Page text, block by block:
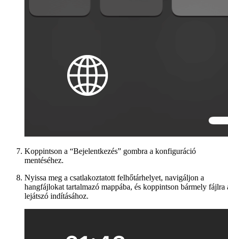
Koppintson a “Bejelentkezés” gombra a konfiguráció
mentéséhez.
Nyissa meg a csatlakoztatott felhőtárhelyet, navigáljon a
hangfájlokat tartalmazó mappába, és koppintson bármely fájlra
lejátszó indításához.